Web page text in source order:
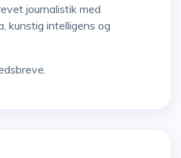
journalistik med
kunstig intelligens og
.